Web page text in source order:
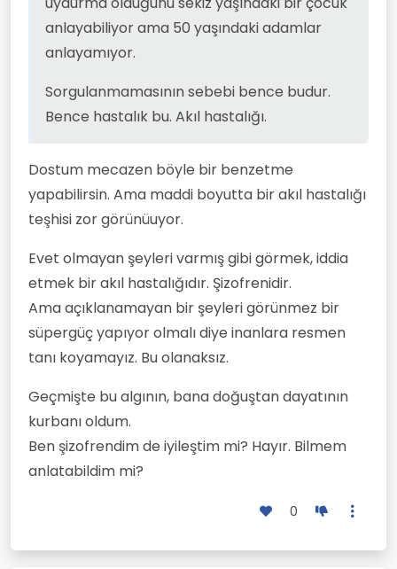
anlayabiliyor ama 50 yaşındaki adamlar
anlayamıyor.
Sorgulanmamasının sebebi bence budur.
Bence hastalık bu. Akıl hastalığı.
Dostum mecazen böyle bir benzetme
yapabilirsin. Ama maddi boyutta bir akıl hastalığı
teşhisi zor görünüuyor.
Evet olmayan şeyleri varmış gibi görmek, iddia
etmek bir akıl hastalığıdır. Şizofrenidir.
Ama açıklanamayan bir şeyleri görünmez bir
süpergüç yapıyor olmalı diye inanlara resmen
tanı koyamayız. Bu olanaksız.
Geçmişte bu algının, bana doğuştan dayatının
kurbanı oldum.
Ben şizofrendim de iyileştim mi? Hayır. Bilmem
anlatabildim mi?
0